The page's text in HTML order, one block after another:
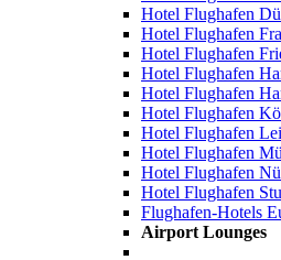
Hotel Flughafen
Hotel Flughafen
Hotel Flughafen
Hotel Flughafen
Hotel Flughafen
Hotel Flughafen
Hotel Flughafen
Hotel Flughafen
Hotel Flughafen
Hotel Flughafen
Flughafen-Hotels
Airport Lounges